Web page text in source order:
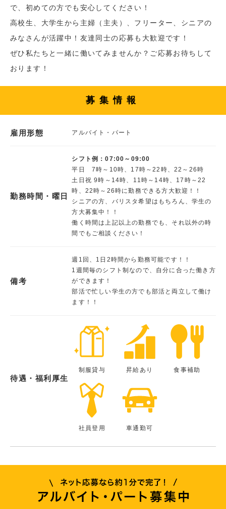
で、初めての方でも安心してください！
高校生、大学生から主婦（主夫）、フリーター、シニアの
みなさんが活躍中！友達同士の応募も大歓迎です！
ぜひ私たちと一緒に働いてみませんか？ご応募お待ちして
おります！
募集情報
雇用形態 アルバイト・パート
勤務時間・曜日
シフト例：07:00～09:00
平日 7時～10時、17時～22時、22～26時
土日祝 9時～14時、11時～14時、17時～22
時、22時～26時に勤務できる方大歓迎！！
シニアの方、バリスタ希望はもちろん、学生の
方大募集中！！
働く時間は上記以上の勤務でも、それ以外の時
間でもご相談ください！
備考
週1回、1日2時間から勤務可能です！！
1週間毎のシフト制なので、自分に合った働き方
ができます！
部活で忙しい学生の方でも部活と両立して働け
ます！！
待遇・福利厚生
制服貸与 昇給あり 食事補助
社員登用 車通勤可